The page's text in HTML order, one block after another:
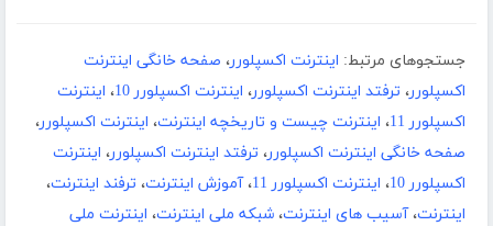
جستجوهای مرتبط: اینترنت اکسپلورر، صفحه خانگی اینترنت
اکسپلورر، ترفتد اینترنت اکسپلورر، اینترنت اکسپلورر 10 ، اینترنت
اکسپلورر 11
، اینترنت چیست و تاریخچه اینترنت، اینترنت اکسپلورر،
صفحه خانگی اینترنت اکسپلورر، ترفتد اینترنت اکسپلورر، اینترنت
اکسپلورر 10
، اینترنت اکسپلورر 11 ،آموزش اینترنت، ترفند اینترنت،
اینترنت،آسیب های اینترنت، شبکه ملی اینترنت، اینترنت ملی